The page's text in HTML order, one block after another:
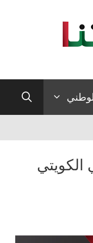
الكويتي